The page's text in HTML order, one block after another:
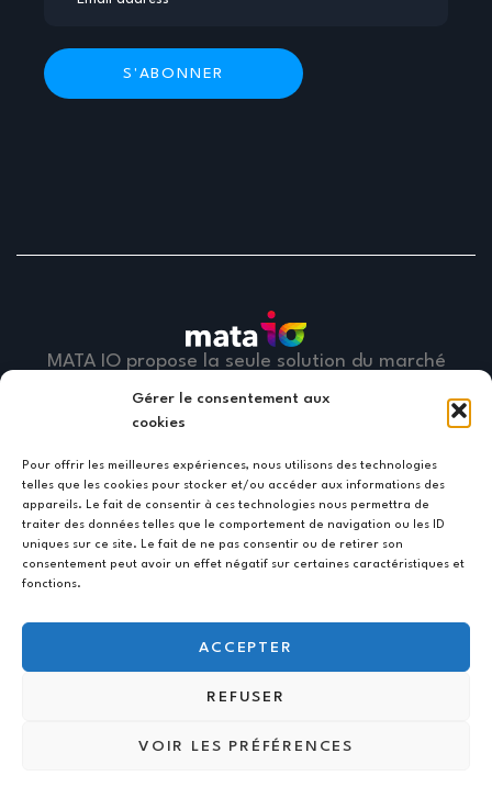
Gérer le consentement aux
cookies
Pour offrir les meilleures expériences, nous utilisons des technologies
telles que les cookies pour stocker et/ou accéder aux informations des
appareils. Le fait de consentir à ces technologies nous permettra de
traiter des données telles que le comportement de navigation ou les ID
uniques sur ce site. Le fait de ne pas consentir ou de retirer son
consentement peut avoir un effet négatif sur certaines caractéristiques et
fonctions.
ACCEPTER
REFUSER
VOIR LES PRÉFÉRENCES
MATA IO propose la seule solution du marché
qui embarque la vérification des IBAN, la
communication bancaire EBICS TS et la
de modules indépendants.
MATA IO propose également la solution mata
inv-io qui permet de transformer vos factures
en flux XML, de les router vers une plate-
forme partenaire, mais aussi de récupérer ces
flux auprès des plateformes et de les
@ Copyright 2026 –Bubbelcom